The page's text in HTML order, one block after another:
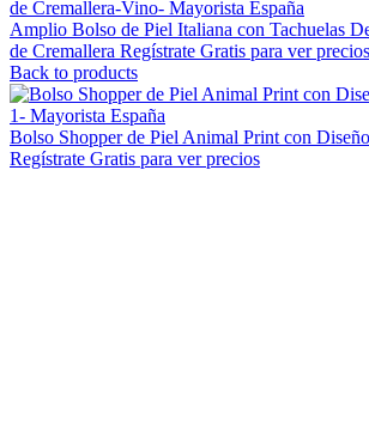
Amplio Bolso de Piel Italiana con Tachuelas
de Cremallera Regístrate Gratis para ver precios
Back to products
Bolso Shopper de Piel Animal Print con
Regístrate Gratis para ver precios